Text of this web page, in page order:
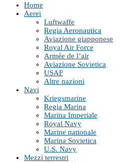
Home
Aerei
Luftwaffe
Regia Aeronautica
Aviazione giapponese
Royal Air Force
Armée de l’air
Aviazione Sovietica
USAF
Altre nazioni
Navi
Kriegsmarine
Regia Marina
Marina Imperiale
Royal Navy
Marine nationale
Marina Sovietica
U.S. Navy
Mezzi terrestri